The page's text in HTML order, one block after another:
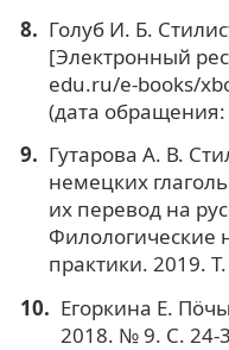
Голуб И. Б.
[Электронный
edu.ru/e-books/
(дата
Гутарова А. В.
немецких
их перевод на
Филологические
практики. 2019.
Егоркина Е.
2018. № 9. С. 24-